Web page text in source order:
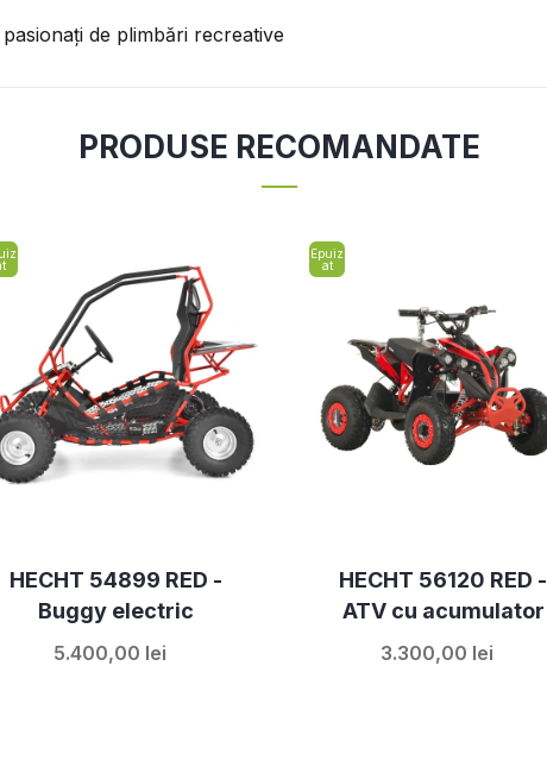
de plimbări recreative
PRODUSE RECOMANDATE
HECHT 54899 RED -
Buggy electric
5.400,00 lei
Epuiz
at
HECHT 56120 RED -
ATV cu acumulator
3.300,00 lei